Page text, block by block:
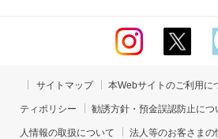
サイトマップ 本Webサイトのご利用に
ティポリシー 勧誘方針・預金誤認防止につ
人情報の取扱について 法人等のお客さまの